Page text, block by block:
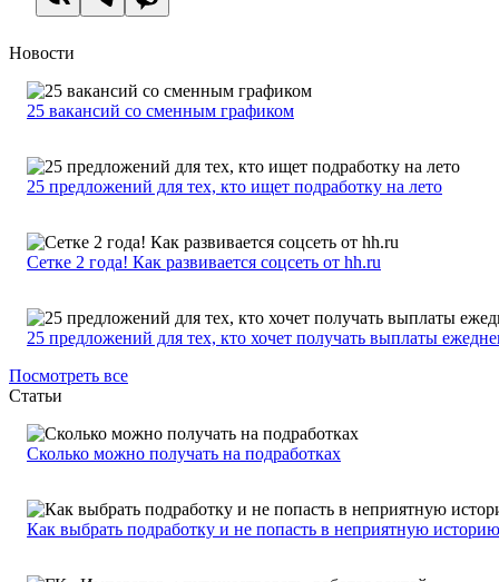
Новости
25 вакансий со сменным графиком
25 предложений для тех, кто ищет подработку на лето
Сетке 2 года! Как развивается соцсеть от hh.ru
25 предложений для тех, кто хочет получать выплаты
Посмотреть все
Статьи
Сколько можно получать на подработках
Как выбрать подработку и не попасть в неприятную историю